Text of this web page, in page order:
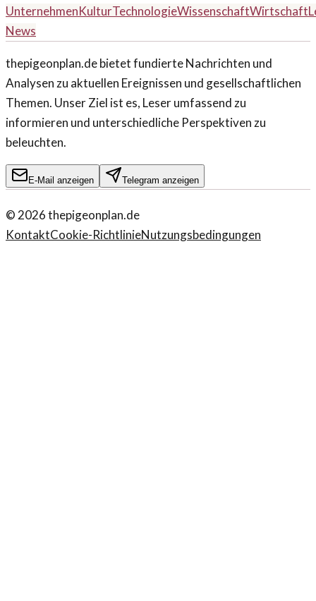
UnternehmenKulturTechnologieWissenschaftWirtschaft
News
thepigeonplan.de bietet fundierte Nachrichten und
Analysen zu aktuellen Ereignissen und gesellschaftlichen
Themen. Unser Ziel ist es, Leser umfassend zu
informieren und unterschiedliche Perspektiven zu
beleuchten.
E-Mail anzeigen Telegram anzeigen
© 2026thepigeonplan.de
KontaktCookie-RichtlinieNutzungsbedingungen